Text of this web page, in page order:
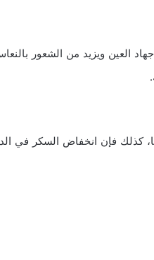
العين ويزيد من الشعور
كذلك فإن انخفاض السكر في